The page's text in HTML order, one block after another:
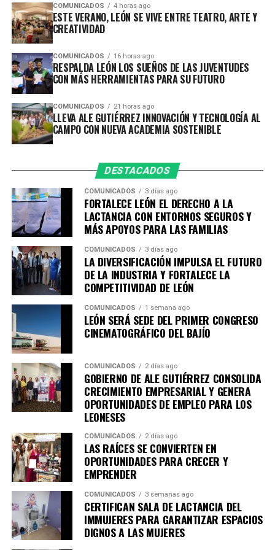
un modelo de campo escuela de acceso abierto, donde
las y los participantes podrán formarse, experimentar y
desarrollar proyectos relacionados con las necesidades y
oportunidades que existen en la zona rural.
Entre los temas de formación se encuentran la
producción de bioinsumos y fertilización orgánica,
sistemas de hidroponía y acuaponía, energías
renovables, biodigestores, transformación
agroindustrial, comercialización y acceso a mercados.
Con estas herramientas, quienes ya cuentan con un
producto, proyecto o emprendimiento podrán
incorporar tecnología, mejorar sus procesos, elevar su
productividad y encontrar nuevas alternativas para
comercializar sus productos, generando beneficios
económicos y sociales para sus comunidades.
Esta nueva sede complementa el trabajo de la primera
Academia de Emprendimiento, enfocada principalmente
en empleabilidad, desarrollo de habilidades para el
trabajo y autoempleo.
Con ello, el Municipio cuenta ahora con dos academias
en operación, mientras que la nueva sede se especializa
en sostenibilidad, innovación, agroindustria y
tecnologías aplicadas al campo, así lo destacó Adriana
Ruiz Pérez, encargada de despacho de la dirección
general de Innovación.
“Está segunda academia tiene ahora una vocación en
innovación y sostenibilidad; la primera abrió sus
puertas hace un año y fue enfocada en fortalecer
habilidades de empleo, autoempleo y
competitividad. Hoy, tiene enfoque y una
especialidad en temas agro, en la industria, en la
biotecnología, en las tecnologías limpias y sobre
todo en la economía circular”, explicó.
COMUNICADOS 4 horas ago
ESTE VERANO, LEÓN SE VIVE ENTRE TEATRO, ARTE Y
CREATIVIDAD
COMUNICADOS 16 horas ago
RESPALDA LEÓN LOS SUEÑOS DE LAS JUVENTUDES
CON MÁS HERRAMIENTAS PARA SU FUTURO
COMUNICADOS 21 horas ago
LLEVA ALE GUTIÉRREZ INNOVACIÓN Y TECNOLOGÍA AL
CAMPO CON NUEVA ACADEMIA SOSTENIBLE
DESTACADOS
COMUNICADOS 3 días ago
FORTALECE LEÓN EL DERECHO A LA
LACTANCIA CON ENTORNOS SEGUROS Y
MÁS APOYOS PARA LAS FAMILIAS
COMUNICADOS 3 días ago
LA DIVERSIFICACIÓN IMPULSA EL FUTURO
DE LA INDUSTRIA Y FORTALECE LA
COMPETITIVIDAD DE LEÓN
COMUNICADOS 1 semana ago
LEÓN SERÁ SEDE DEL PRIMER CONGRESO
CINEMATOGRÁFICO DEL BAJÍO
COMUNICADOS 2 días ago
GOBIERNO DE ALE GUTIÉRREZ CONSOLIDA
CRECIMIENTO EMPRESARIAL Y GENERA
OPORTUNIDADES DE EMPLEO PARA LOS
LEONESES
COMUNICADOS 2 días ago
LAS RAÍCES SE CONVIERTEN EN
OPORTUNIDADES PARA CRECER Y
EMPRENDER
COMUNICADOS 3 semanas ago
CERTIFICAN SALA DE LACTANCIA DEL
IMMUJERES PARA GARANTIZAR ESPACIOS
DIGNOS A LAS MUJERES